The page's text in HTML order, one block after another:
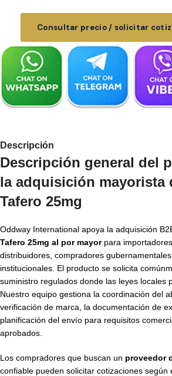
Consultar precio / solicitar
Descripción
Descripción general del
la adquisición mayorista
Tafero 25mg
Oddway International apoya la adquisición
Tafero 25mg al por mayorpara
distribuidores, compradores
institucionales. El producto se solicita
suministro regulados donde las leyes locales
Nuestro equipo gestiona la coordinación del
verificación de marca, la documentación de
planificación del envío para requisitos
aprobados.
Los compradores que buscan un proveedor
confiable pueden solicitar cotizaciones según